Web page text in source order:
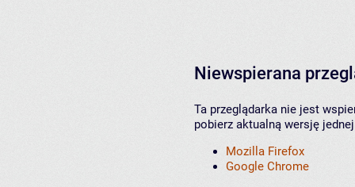
Niewspierana
Ta przeglądarka nie jest
pobierz aktualną wersję
Mozilla Firefox
Google Chrome